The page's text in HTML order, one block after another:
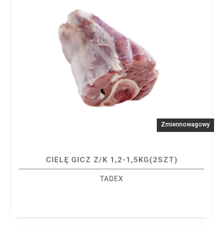
Zmiennowagowy
CIELĘ GICZ Z/K 1,2-1,5KG(2SZT)
TADEX